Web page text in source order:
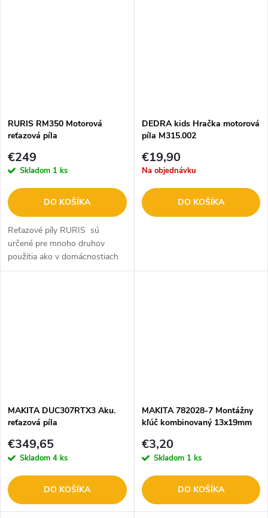
RURIS RM350 Motorová
reťazová píla
€249
Skladom 1 ks
DO KOŠÍKA
Reťazové píly RURIS sú
určené pre mnoho druhov
použitia ako v domácnostiach
a farmách, tak aj v stavebníctve
DEDRA kids Hračka motorová
píla M315.002
€19,90
Na objednávku
DO KOŠÍKA
MAKITA DUC307RTX3 Aku.
reťazová píla
€349,65
Skladom 4 ks
DO KOŠÍKA
MAKITA 782028-7 Montážny
kľúč kombinovaný 13x19mm
€3,20
Skladom 1 ks
DO KOŠÍKA